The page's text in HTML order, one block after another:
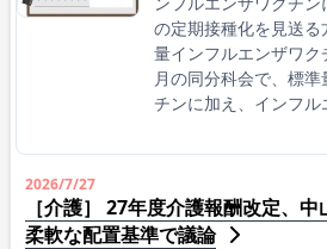
の定期接種化を見送
量インフルエンザワ
月の同分科会で、標
チンに加え、インフル
2026/7/27
［介護］ 27年度介護報酬改定、
柔軟な配置基準で議論